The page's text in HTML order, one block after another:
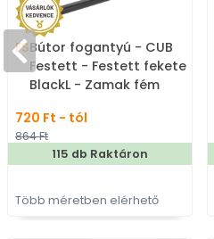
FSBútor fogantyú - CUB
Festett - Festett fekete
BlackL - Zamak fém
gyártott színes fém
bútorfogantyú
720 Ft - tól
864 Ft
115 db Raktáron
Több méretben elérhető